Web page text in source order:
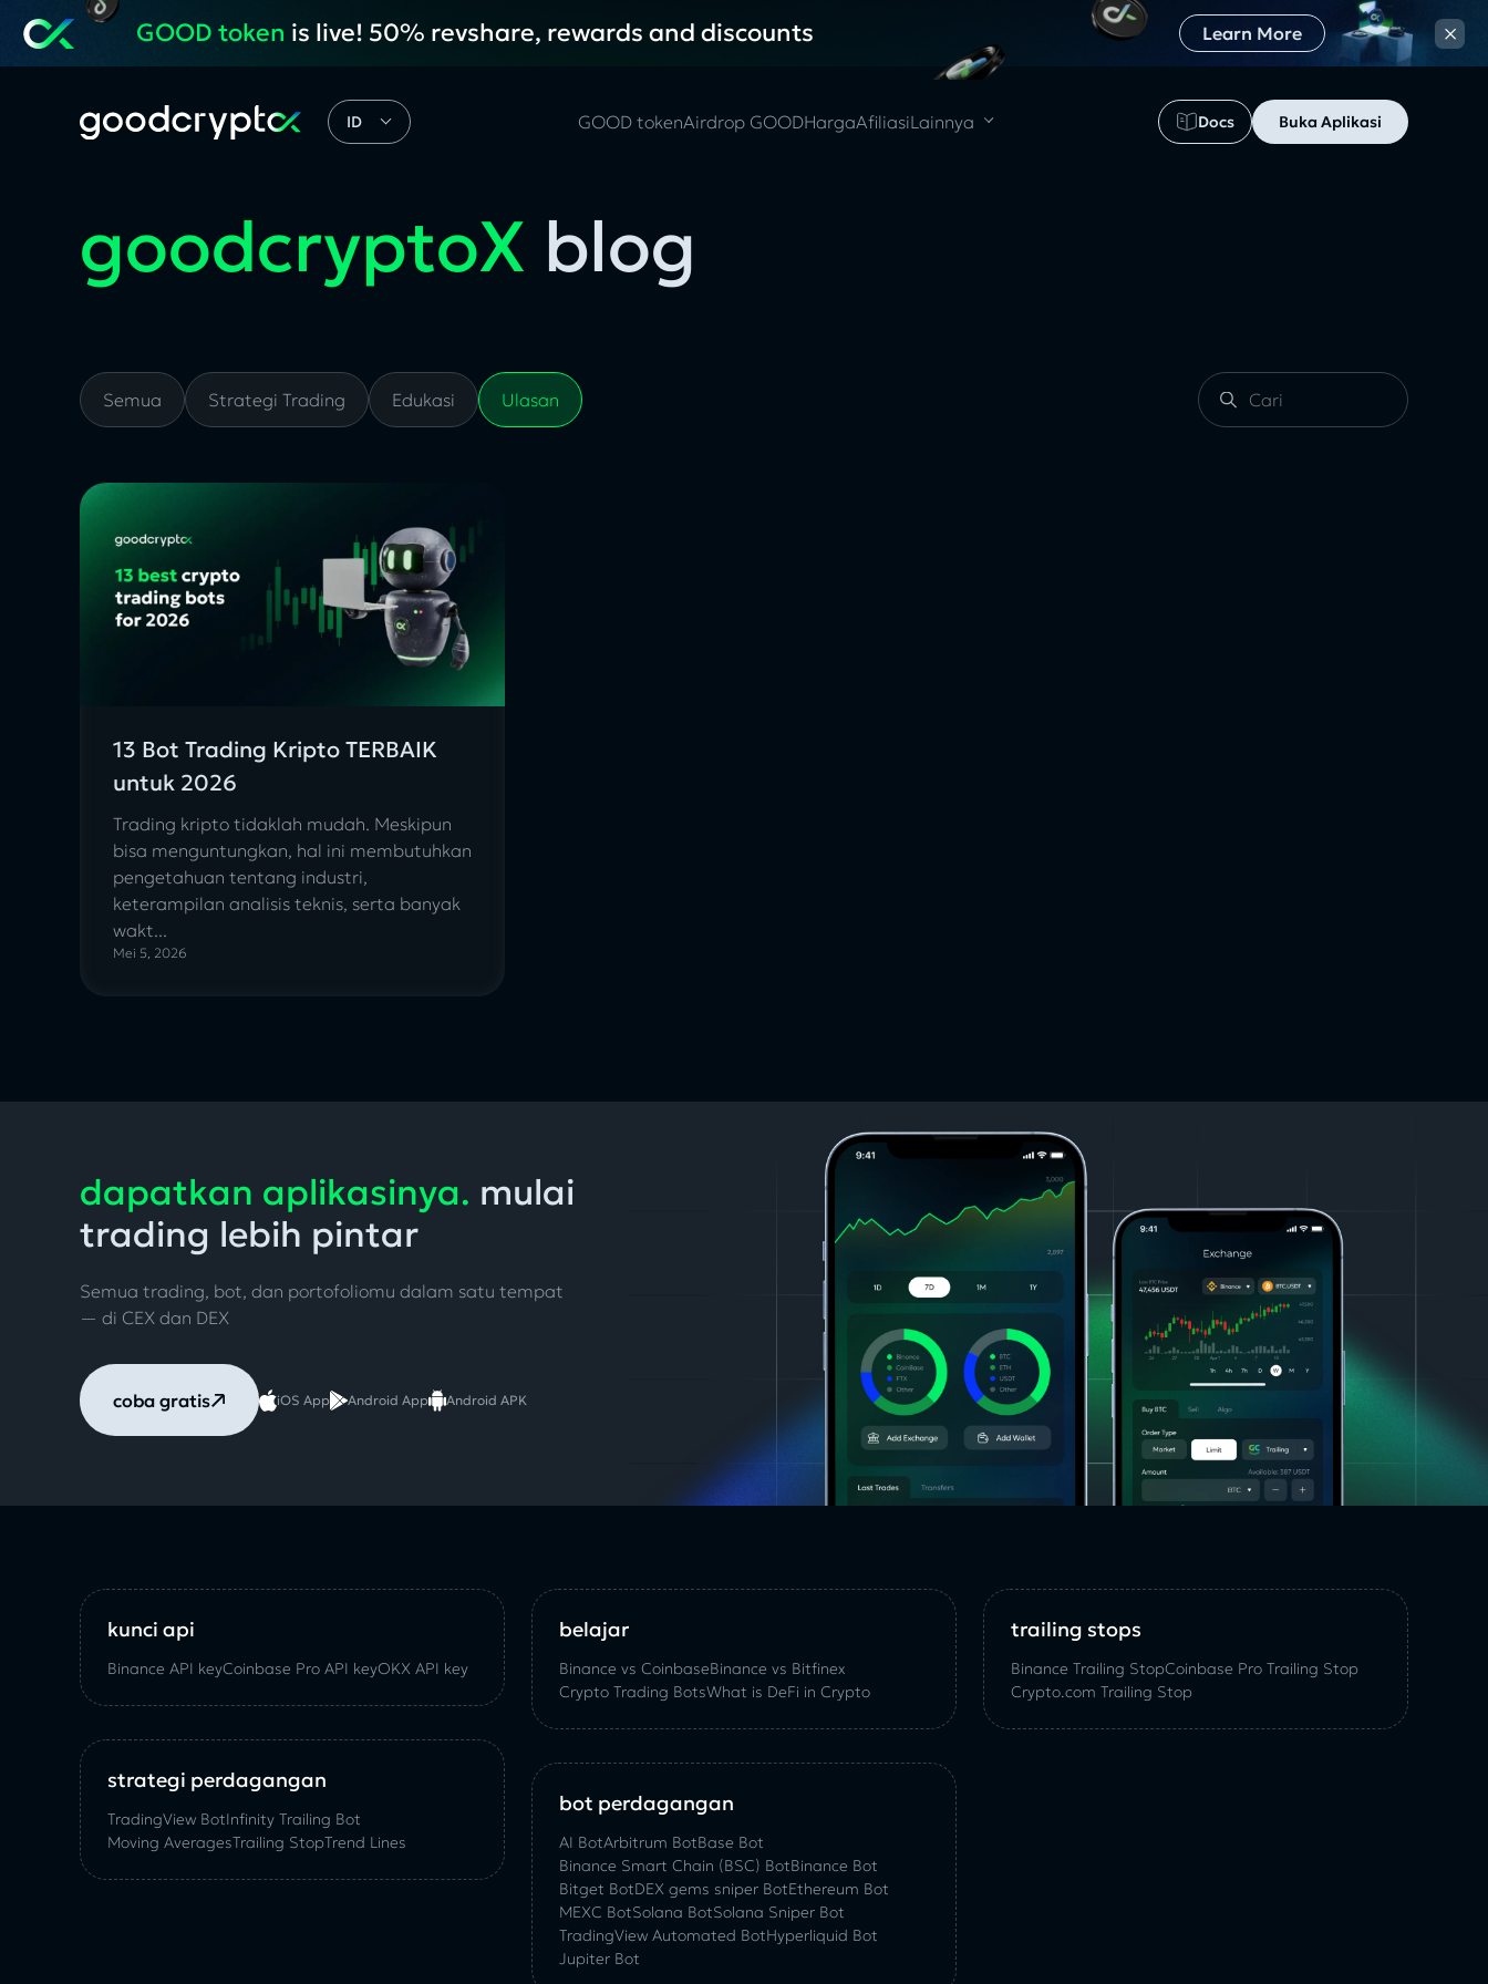
GOOD token is live! 50% revshare, rewards and discounts Learn More ×
ID GOOD tokenAirdrop GOODHargaAfiliasiLainnya Docs Buka Aplikasi
goodcryptoX blog
Semua Strategi Trading Edukasi Ulasan
13 Bot Trading Kripto TERBAIK
untuk 2026
Trading kripto tidaklah mudah. Meskipun
bisa menguntungkan, hal ini membutuhkan
pengetahuan tentang industri,
keterampilan analisis teknis, serta banyak
wakt...
Mei 5, 2026
dapatkan aplikasinya. mulai
trading lebih pintar
Semua trading, bot, dan portofoliomu dalam satu tempat
— di CEX dan DEX
coba gratis iOS App Android App Android APK
kunci api
Binance API keyCoinbase Pro API keyOKX API key
strategi perdagangan
TradingView BotInfinity Trailing Bot
Moving AveragesTrailing StopTrend Lines
belajar
Binance vs CoinbaseBinance vs Bitfinex
Crypto Trading BotsWhat is DeFi in Crypto
bot perdagangan
AI BotArbitrum BotBase Bot
Binance Smart Chain (BSC) BotBinance Bot
Bitget BotDEX gems sniper BotEthereum Bot
MEXC BotSolana BotSolana Sniper Bot
TradingView Automated BotHyperliquid Bot
Jupiter Bot
trailing stops
Binance Trailing StopCoinbase Pro Trailing Stop
Crypto.com Trailing Stop